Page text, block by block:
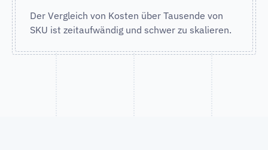
Der Vergleich von Kosten über Tausende von
SKU ist zeitaufwändig und schwer zu skalieren.